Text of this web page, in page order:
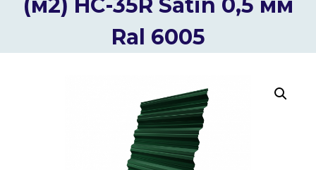
(м2) HC-35R Satin 0,5 мм
Ral 6005